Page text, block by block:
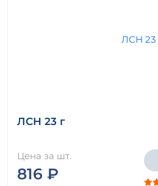
ЛСН 23 г
Цена за шт.
816 ₽